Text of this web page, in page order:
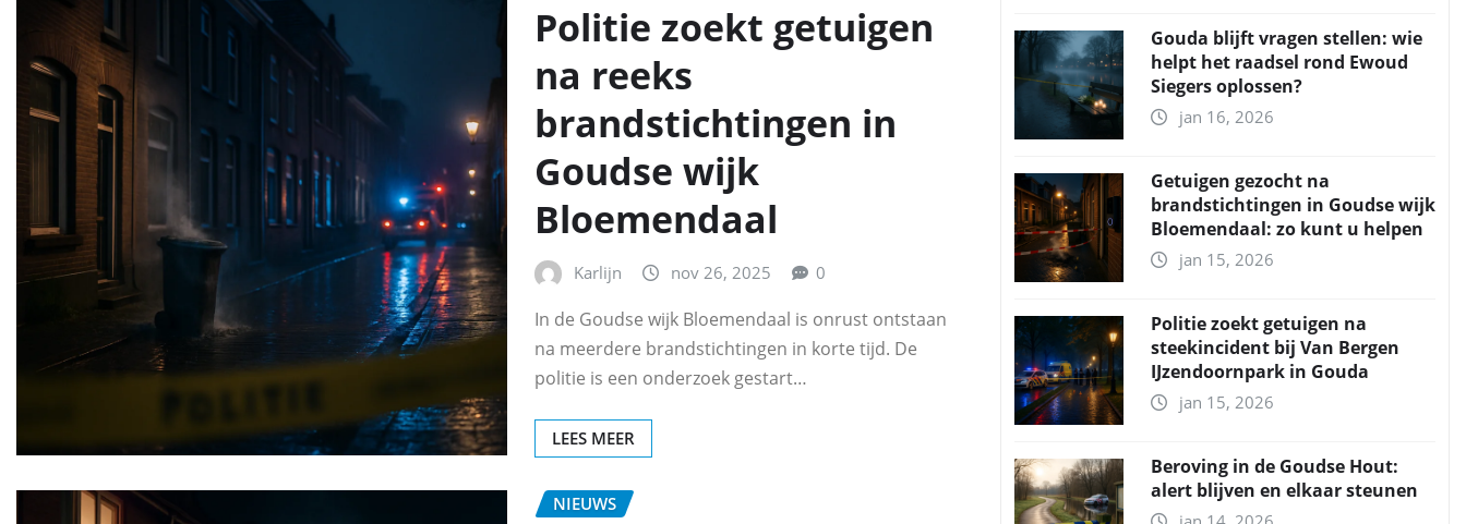
Politie zoekt getuigen
na reeks
brandstichtingen in
Goudse wijk
Bloemendaal
Karlijn nov 26, 2025 0
In de Goudse wijk Bloemendaal is onrust ontstaan
na meerdere brandstichtingen in korte tijd. De
politie is een onderzoek gestart…
LEES MEER
NIEUWS
Gouda blijft vragen stellen: wie
helpt het raadsel rond Ewoud
Siegers oplossen?
jan 16, 2026
Getuigen gezocht na
brandstichtingen in Goudse wijk
Bloemendaal: zo kunt u helpen
jan 15, 2026
Politie zoekt getuigen na
steekincident bij Van Bergen
IJzendoornpark in Gouda
jan 15, 2026
Beroving in de Goudse Hout:
alert blijven en elkaar steunen